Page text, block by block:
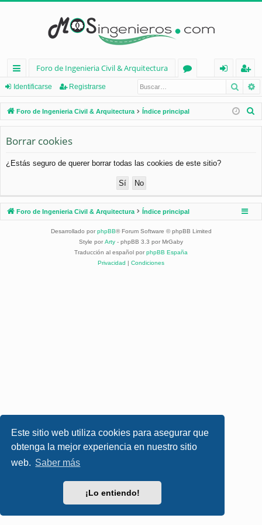
Este sitio web utiliza cookies para asegurar que
obtenga la mejor experiencia en nuestro sitio
web. Saber más
¡Lo entiendo!
nl
ac
es
rá
pi
os
Foro de Ingenieria Civil & Arquitectura
os
nt
ifi
eg
ist
ra
Identificarse Registrarse
Foro de Ingenieria Civil & Arquitectura Índice principal
Borrar cookies
¿Estás seguro de querer borrar todas las cookies de este sitio?
Foro de Ingenieria Civil & Arquitectura Índice principal
Desarrollado por phpBB® Forum Software © phpBB Limited
Style por Arty - phpBB 3.3 por MrGaby
Traducción al español por phpBB España
Privacidad | Condiciones